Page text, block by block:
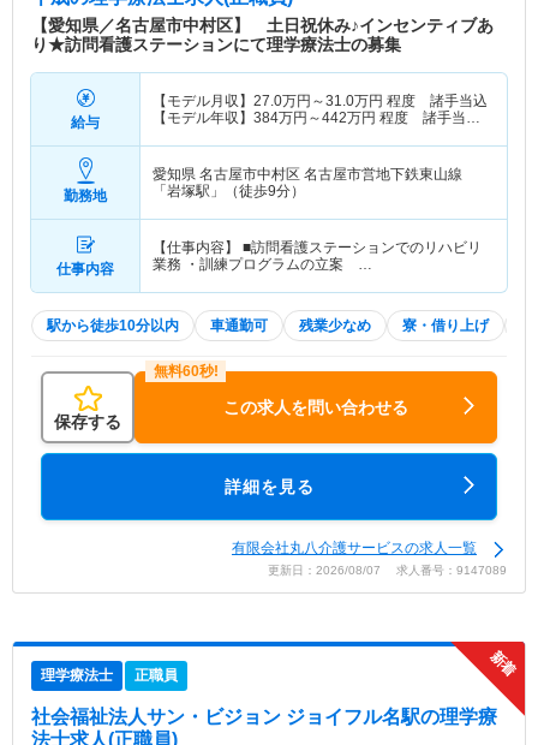
【愛知県／名古屋市中村区】 土日祝休み♪インセンティブあ
り★訪問看護ステーションにて理学療法士の募集
給与
【モデル月収】 27.0万円～31.0万円 程度 諸手当込
【モデル年収】 384万円～442万円 程度 諸手当・
勤務地
愛知県 名古屋市中村区 名古屋市営地下鉄東山線
「岩塚駅」（徒歩9分）
仕事内容
【仕事内容】 ■訪問看護ステーションでのリハビリ
業務 ・訓練プログラムの立案 …
駅から徒歩10分以内 車通勤可 残業少なめ 寮・借り上げ
保存する
この求人を問い合わせる
詳細を見る
有限会社丸八介護サービスの求人一覧
更新日：2026/08/07 求人番号：9147089
理学療法士 正職員
社会福祉法人サン・ビジョン ジョイフル名駅の理学療
法士求人(正職員)